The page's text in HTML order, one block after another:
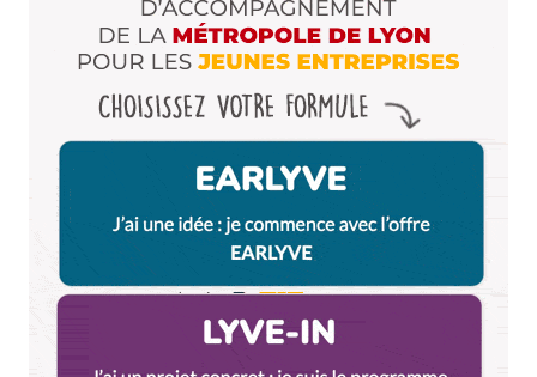
Enregistrer mon nom, mon e-mail et mon site dans le
navigateur pour mon prochain commentaire.
Et bim !